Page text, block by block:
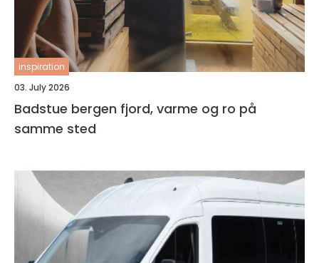
inspiration
03. July 2026
Badstue bergen fjord, varme og ro på
samme sted